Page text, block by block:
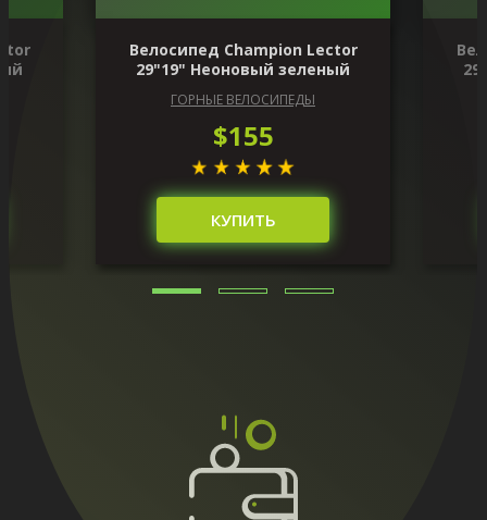
Велосипед Champion Lector
29"19" Неоновый зеленый
ГОРНЫЕ ВЕЛОСИПЕДЫ
$155
КУПИТЬ